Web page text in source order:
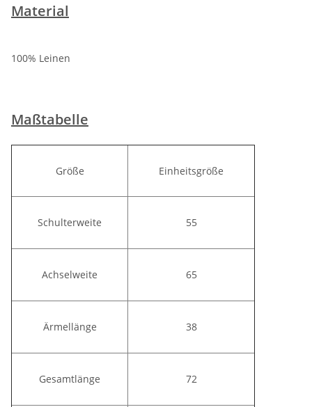
Material
100% Leinen
Maßtabelle
Größe Einheitsgröße
Schulterweite 55
Achselweite 65
Ärmellänge 38
Gesamtlänge 72